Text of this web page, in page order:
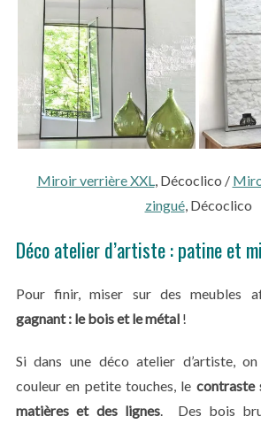
Miroir verrière XXL , Décoclico /
zingué, Décoclico
Déco atelier d’artiste : patine et
Pour finir, miser sur des meubles
gagnant : le bois et le métal!
Si dans une déco atelier d’artiste,
couleur en petite touches, le contraste
matières et des lignes. Des bois